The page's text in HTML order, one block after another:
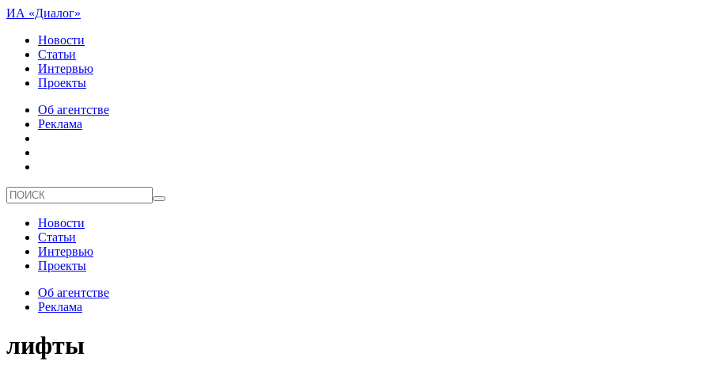
ИА «Диалог»
Новости
Статьи
Интервью
Проекты
Об агентстве
Реклама
Новости
Статьи
Интервью
Проекты
Об агентстве
Реклама
лифты